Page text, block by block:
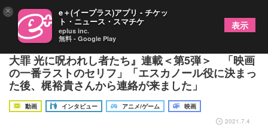
坂本真綾＆杉田智和インタビュー『劇場版 七つの
大罪 光に呪われし者たち』連載＜第5弾＞ 「映画
の一番ラストのセリフ」「エスカノール役に決まっ
た後、梶裕貴さんから連絡が来ました」
動画 インタビュー アニメ/ゲーム
映画
2021.7.4
× e＋(イープラス)アプリ - チケッ
ト・ニュース・スマチケ
eplus inc.
無料 - Google Play
表示